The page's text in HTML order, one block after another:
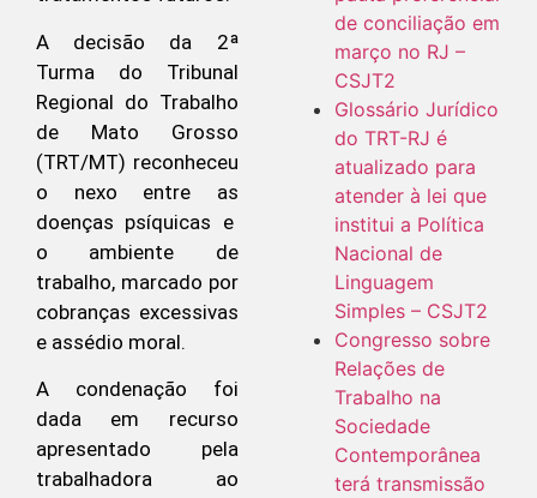
A decisão da 2ª
Turma do Tribunal
Regional do Trabalho
de Mato Grosso
(TRT/MT) reconheceu
o nexo entre as
doenças psíquicas e
o ambiente de
trabalho, marcado por
cobranças excessivas
e assédio moral.
A condenação foi
dada em recurso
apresentado pela
trabalhadora ao
de conciliação em
março no RJ –
CSJT2
Glossário Jurídico
do TRT-RJ é
atualizado para
atender à lei que
institui a Política
Nacional de
Linguagem
Simples – CSJT2
Congresso sobre
Relações de
Trabalho na
Sociedade
Contemporânea
terá transmissão